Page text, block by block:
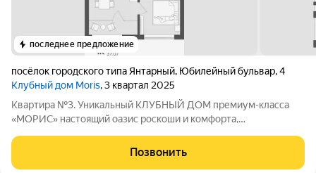
последнее предложение
посёлок городского типа Янтарный, Юбилейный бульвар,4
Клубный дом Moris, 3 квартал 2025
Квартира №3. Уникальный КЛУБНЫЙ ДОМ премиум-класса
«МОРИС» настоящий оазис роскоши и комфорта,
пляжами, на берегу Балтийского моря, аналогов которому нет.
Это место, где сливаются воедино
Позвонить